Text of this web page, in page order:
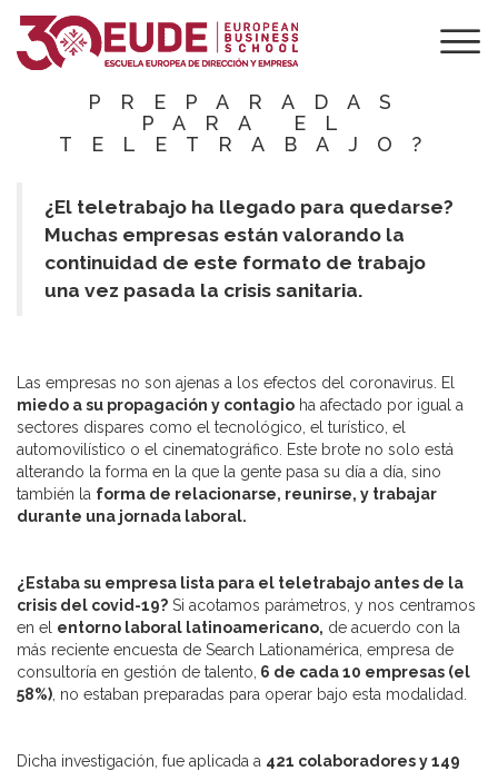
¿ESTÁN LAS
EMPRESAS
PREPARADAS
PARA EL
TELETRABAJO?
¿El teletrabajo ha llegado para quedarse?
Muchas empresas están valorando la
continuidad de este formato de trabajo
una vez pasada la crisis sanitaria.
Las empresas no son ajenas a los efectos del coronavirus. El
miedo a su propagación y contagio ha afectado por igual a
sectores dispares como el tecnológico, el turístico, el
automovilístico o el cinematográfico. Este brote no solo está
alterando la forma en la que la gente pasa su día a día, sino
también la forma de relacionarse, reunirse, y trabajar
durante una jornada laboral.
¿Estaba su empresa lista para el teletrabajo antes de la
crisis del covid-19? Si acotamos parámetros, y nos centramos
en el entorno laboral latinoamericano, de acuerdo con la
más reciente encuesta de Search Lationamérica, empresa de
consultoría en gestión de talento, 6 de cada 10 empresas (el
58%) , no estaban preparadas para operar bajo esta modalidad.
Dicha investigación, fue aplicada a 421 colaboradores y 149